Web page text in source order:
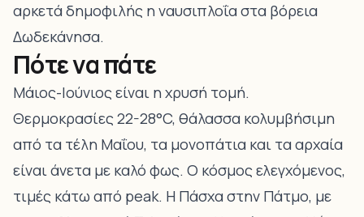
αρκετά δημοφιλής η ναυσιπλοΐα στα βόρεια
Δωδεκάνησα.
Πότε να πάτε
Μάιος-Ιούνιος είναι η χρυσή τομή.
Θερμοκρασίες 22-28°C, θάλασσα κολυμβήσιμη
από τα τέλη Μαΐου, τα μονοπάτια και τα αρχαία
είναι άνετα με καλό φως. Ο κόσμος ελεγχόμενος,
τιμές κάτω από peak. Η Πάσχα στην Πάτμο, με